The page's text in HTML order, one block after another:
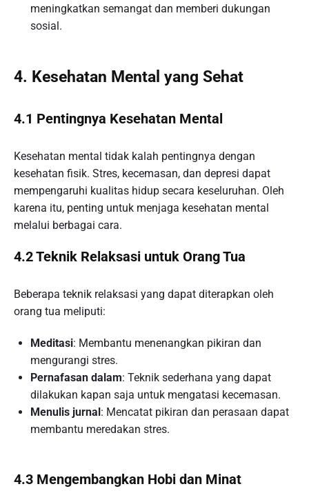
meningkatkan semangat dan memberi dukungan
sosial.
4. Kesehatan Mental yang Sehat
4.1 Pentingnya Kesehatan Mental
Kesehatan mental tidak kalah pentingnya dengan
kesehatan fisik. Stres, kecemasan, dan depresi dapat
mempengaruhi kualitas hidup secara keseluruhan. Oleh
karena itu, penting untuk menjaga kesehatan mental
melalui berbagai cara.
4.2 Teknik Relaksasi untuk Orang Tua
Beberapa teknik relaksasi yang dapat diterapkan oleh
orang tua meliputi:
Meditasi: Membantu menenangkan pikiran dan
mengurangi stres.
Pernafasan dalam: Teknik sederhana yang dapat
dilakukan kapan saja untuk mengatasi kecemasan.
Menulis jurnal: Mencatat pikiran dan perasaan dapat
membantu meredakan stres.
4.3 Mengembangkan Hobi dan Minat